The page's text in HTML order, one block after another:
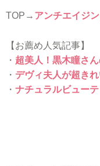
TOP→ アンチエイジ
【お薦め人気記事】
・ 超美人！黒木瞳さ
・ デヴィ夫人が超き
・ ナチュラルビュー